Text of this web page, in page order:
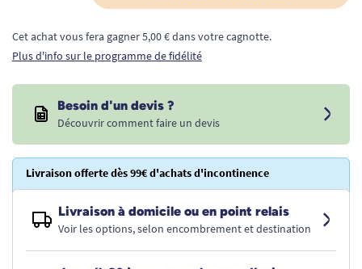
Cet achat vous fera gagner 5,00 € dans votre cagnotte.
Plus d'info sur le programme de fidélité
Besoin d'un devis ?
Découvrir comment faire un devis
Livraison offerte dès 99€ d'achats d'incontinence
Livraison à domicile ou en point relais
Voir les options, selon encombrement et destination